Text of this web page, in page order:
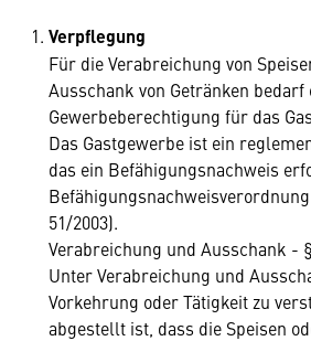
Verpflegung
Für die Verabreichung von
Ausschank von Getränken bedarf
Gewerbeberechtigung für das
Das Gastgewerbe ist ein
das ein Befähigungsnachweis
51/2003).
Verabreichung und Ausschank -
Unter Verabreichung und
Vorkehrung oder Tätigkeit zu
abgestellt ist, dass die Speisen